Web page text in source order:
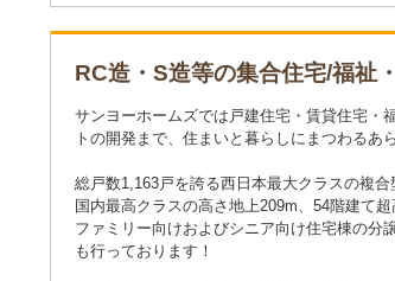
RC造・S造等の集合住宅/福祉
サンヨーホームズでは戸建住宅・賃貸住宅・
トの開発まで、住まいと暮らしにまつわるあ
総戸数1,163戸を誇る西日本最大クラスの複合
国内最高クラスの高さ地上209m、54階建て
ファミリー向けおよびシニア向け住宅棟の分
も行っております！